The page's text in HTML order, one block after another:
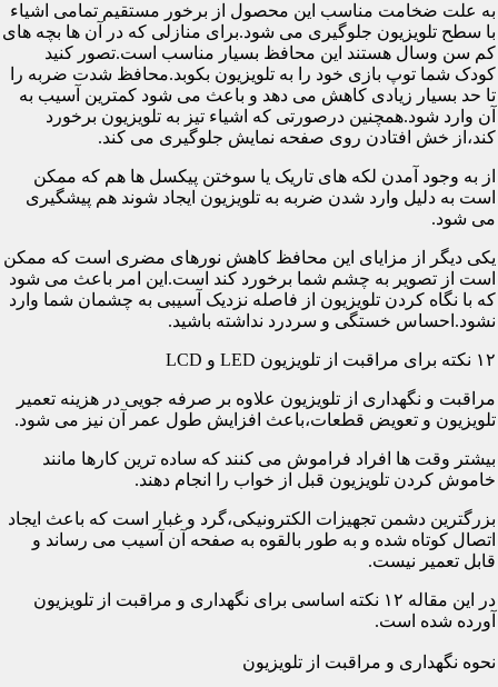
به علت ضخامت مناسب این محصول از برخور مستقیم تمامی اشیاء
با سطح تلویزیون جلوگیری می شود.برای منازلی که در آن ها بچه های
کم سن وسال هستند این محافظ بسیار مناسب است.تصور کنید
کودک شما توپ بازی خود را به تلویزیون بکوبد.محافظ شدت ضربه را
تا حد بسیار زیادی کاهش می دهد و باعث می شود کمترین آسیب به
آن وارد شود.همچنین درصورتی که اشیاء تیز به تلویزیون برخورد
کند،از خش افتادن روی صفحه نمایش جلوگیری می کند.
از به وجود آمدن لکه های تاریک یا سوختن پیکسل ها هم که ممکن
است به دلیل وارد شدن ضربه به تلویزیون ایجاد شوند هم پیشگیری
می شود.
یکی دیگر از مزایای این محافظ کاهش نورهای مضری است که ممکن
است از تصویر به چشم شما برخورد کند است.این امر باعث می شود
که با نگاه کردن تلویزیون از فاصله نزدیک آسیبی به چشمان شما وارد
نشود.احساس خستگی و سردرد نداشته باشید.
۱۲ نکته برای مراقبت از تلویزیون LED و LCD
مراقبت و نگهداری از تلویزیون علاوه بر صرفه جویی در هزینه تعمیر
تلویزیون و تعویض قطعات،باعث افزایش طول عمر آن نیز می شود.
بیشتر وقت ها افراد فراموش می کنند که ساده ترین کارها مانند
خاموش کردن تلویزیون قبل از خواب را انجام دهند.
بزرگترین دشمن تجهیزات الکترونیکی،گرد و غبار است که باعث ایجاد
اتصال کوتاه شده و به طور بالقوه به صفحه آن آسیب می رساند و
قابل تعمیر نیست.
در این مقاله ۱۲ نکته اساسی برای نگهداری و مراقبت از تلویزیون
آورده شده است.
نحوه نگهداری و مراقبت از تلویزیون